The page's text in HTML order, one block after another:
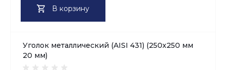
В корзину
Уголок металлический (AISI 431) (250х250 мм
20 мм)